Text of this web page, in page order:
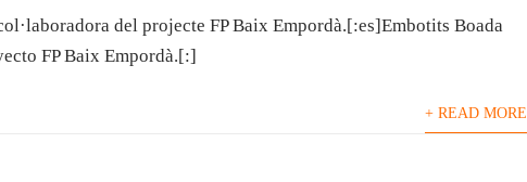
del projecte FP Baix Empordà.[:es]Embotits Boada
FP Baix Empordà.[:]
+ READ MORE